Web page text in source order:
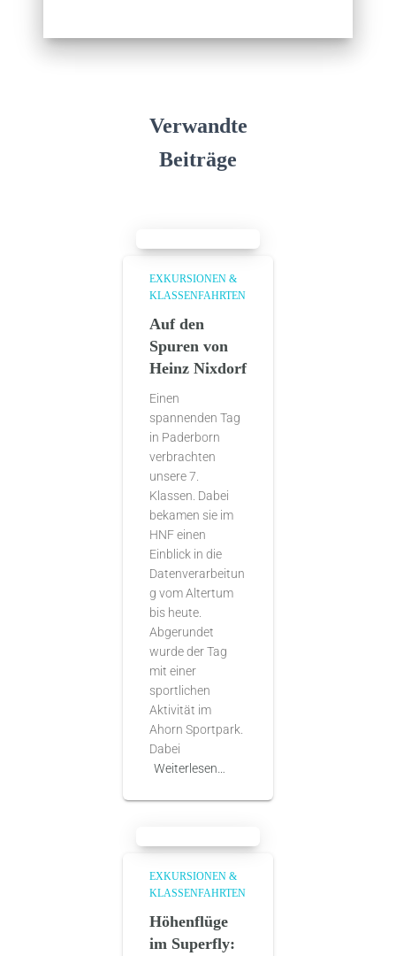
Verwandte
Beiträge
EXKURSIONEN &
KLASSENFAHRTEN
Auf den
Spuren von
Heinz Nixdorf
Einen
spannenden Tag
in Paderborn
verbrachten
unsere 7.
Klassen. Dabei
bekamen sie im
HNF einen
Einblick in die
Datenverarbeitun
g vom Altertum
bis heute.
Abgerundet
wurde der Tag
mit einer
sportlichen
Aktivität im
Ahorn Sportpark.
Dabei
Weiterlesen…
EXKURSIONEN &
KLASSENFAHRTEN
Höhenflüge
im Superfly: